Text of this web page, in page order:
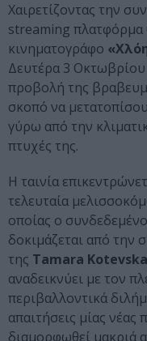
Χαιρετίζοντας την
streaming πλατφόρμα
κινηματογράφο
Δευτέρα 3 Οκτωβρίου
προβολή της
σκοπό να
γύρω από την
πτυχές της.
Η ταινία
τελευταία
οποίας ο
δοκιμάζεται από την
της Tamara Kotevska
αναδεικνύει με τον
περιβαλλοντικά
απαιτήσεις μίας
διαμορφωθεί μακριά